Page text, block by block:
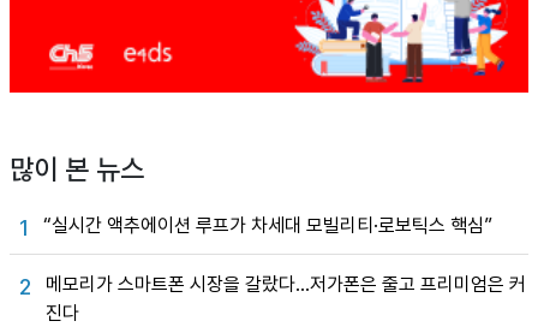
많이 본 뉴스
1 “실시간 액추에이션 루프가 차세대 모빌리티·로보틱스 핵심”
2
메모리가 스마트폰 시장을 갈랐다…저가폰은 줄고 프리미엄은 커
진다